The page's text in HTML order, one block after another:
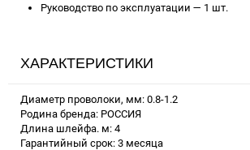
Руководство по эксплуатации — 1 шт.
ХАРАКТЕРИСТИКИ
Диаметр проволоки, мм: 0.8-1.2
Родина бренда: РОССИЯ
Длина шлейфа. м: 4
Гарантийный срок: 3 месяца